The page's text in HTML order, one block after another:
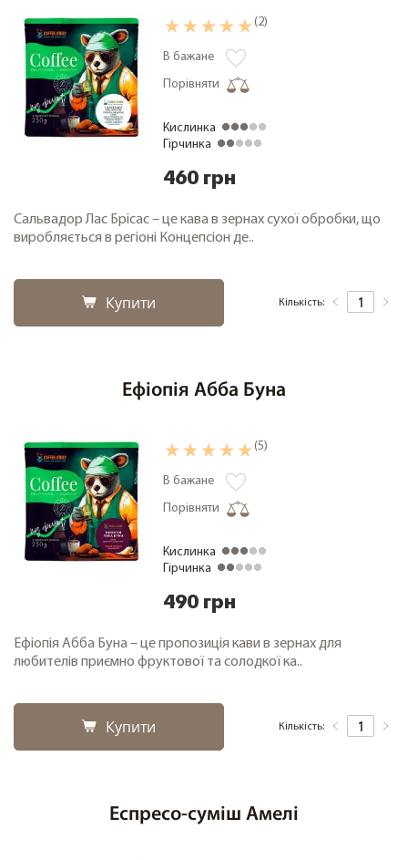
(2)
В бажане
Порівняти
Кислинка
Гірчинка
460 грн
Сальвадор Лас Брісас – це кава в зернах сухої обробки, що
виробляється в регіоні Концепсіон де..
Купити Кількість:
Ефіопія Абба Буна
(5)
В бажане
Порівняти
Кислинка
Гірчинка
490 грн
Ефіопія Абба Буна – це пропозиція кави в зернах для
любителів приємно фруктової та солодкої ка..
Купити Кількість:
Еспресо-суміш Амелі